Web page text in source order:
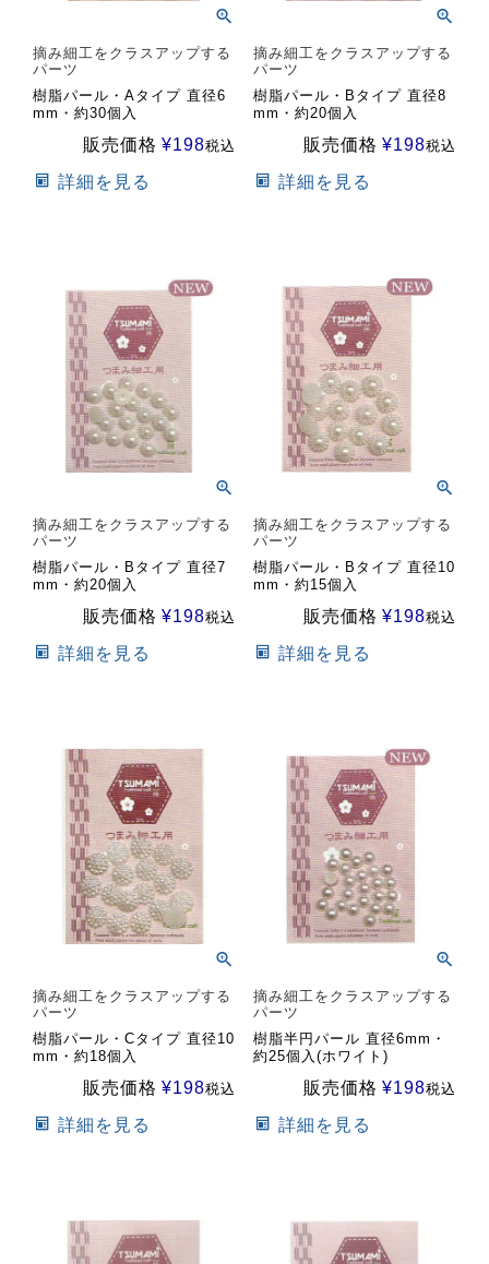
摘み細工をクラスアップする
パーツ
樹脂パール・Aタイプ 直径6
mm・約30個入
販売価格 ¥198税込
詳細を見る
摘み細工をクラスアップする
パーツ
樹脂パール・Bタイプ 直径8
mm・約20個入
販売価格 ¥198税込
詳細を見る
摘み細工をクラスアップする
パーツ
樹脂パール・Bタイプ 直径7
mm・約20個入
販売価格 ¥198税込
詳細を見る
摘み細工をクラスアップする
パーツ
樹脂パール・Bタイプ 直径10
mm・約15個入
販売価格 ¥198税込
詳細を見る
摘み細工をクラスアップする
パーツ
樹脂パール・Cタイプ 直径10
mm・約18個入
販売価格 ¥198税込
詳細を見る
摘み細工をクラスアップする
パーツ
樹脂半円パール 直径6mm・
約25個入(ホワイト)
販売価格 ¥198税込
詳細を見る